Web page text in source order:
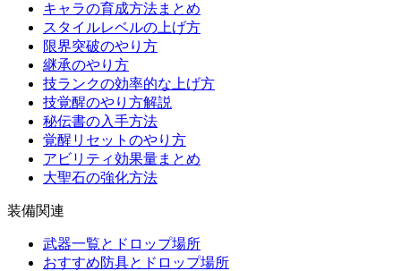
キャラの育成方法まとめ
スタイルレベルの上げ方
限界突破のやり方
継承のやり方
技ランクの効率的な上げ方
技覚醒のやり方解説
秘伝書の入手方法
覚醒リセットのやり方
アビリティ効果量まとめ
大聖石の強化方法
装備関連
武器一覧とドロップ場所
おすすめ防具とドロップ場所